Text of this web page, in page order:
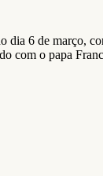
dia 6 de março,
com o papa